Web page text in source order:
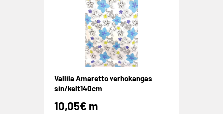
Vallila Amaretto verhokangas
sin/kelt140cm
10,05€ m